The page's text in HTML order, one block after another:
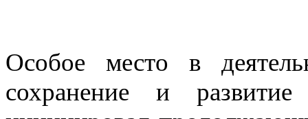
Особое место в
сохранение и